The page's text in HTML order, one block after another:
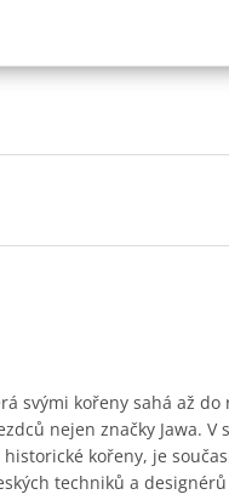
svými kořeny sahá až
nejen značky Jawa. V
kořeny, je
techniků a